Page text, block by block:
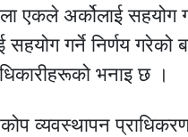
एकले अर्कोलाई सहयोग
सहयोग गर्ने निर्णय गरेको
भनाइ छ ।
व्यवस्थापन